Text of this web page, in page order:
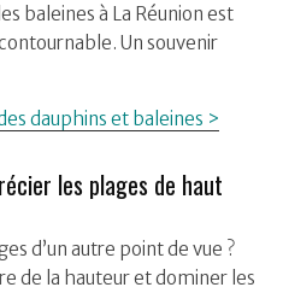
baleines à La Réunion est
Un souvenir
dauphins et baleines >
les plages de haut
d’un autre point de vue ?
de la hauteur et dominer les